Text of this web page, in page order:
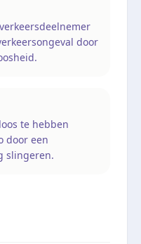
door
te hebben
door een
slingeren.